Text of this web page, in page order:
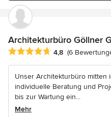
Architekturbüro Göllner
Durchschnittliche
4,8 (6
Unser Architekturbüro mitten
individuelle Beratung und
bis zur Wartung ein...
Mehr